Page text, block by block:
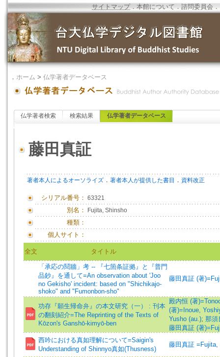
サイトマップ．本館について ．諮問委員会 ．
． ホーム > 仏学著者データベース
仏学著者検索 検索結果 仏学著者データベース
藤田真証
著者本人によるオーソライズ ． 著者本人が提供した書目 ． 資料改正
シリアル番号： 63321
別名： Fujita, Shinsho
種類：
個人サイト：
全文 タイトル
「承応の鬩牆」考 -- 『七箇条証拠』と『普門
品鈔』を通して=An observation about 'Joo
no Gekisho' incident: based on "Shichikajo-
shoko" and "Fumonbon-sho"
藤田真証 (著
功存『願生帰命弁』の本文研究（一） : 刊本
の翻刻紹介=The Reprinting of the Texts of
Kōzon's Ganshō-kimyō-ben
殿内恒 (著
(著)=Inoue,
Yusho (au.); 那須
藤田真証 (著
西吟における真如理解について=Saigin's
Understanding of Shinnyo真如(Thusness)
藤田真証 =Fujita,